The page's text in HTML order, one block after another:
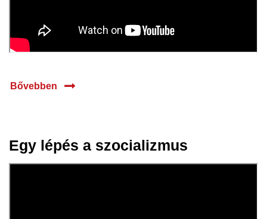
Bővebben
17 júl.
Egy lépés a szocializmus